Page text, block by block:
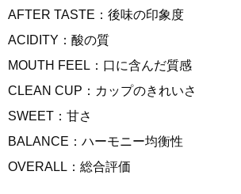
AFTER TASTE：後味の印象度
ACIDITY：酸の質
MOUTH FEEL：口に含んだ質感
CLEAN CUP：カップのきれいさ
SWEET：甘さ
BALANCE：ハーモニー均衡性
OVERALL：総合評価